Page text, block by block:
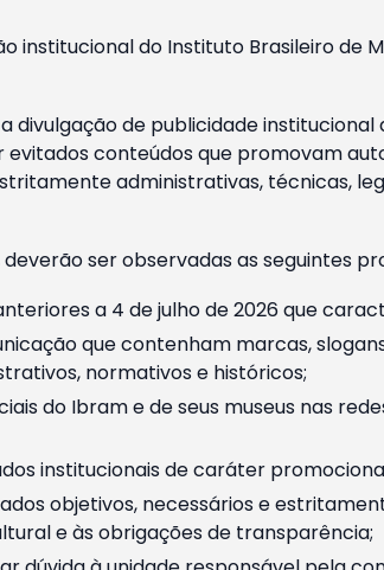
institucional do Instituto Brasileiro de
divulgação de publicidade
conteúdos que promovam
administrativas, técnicas,
ser observadas as seguintes
a 4 de julho de 2026 que
que contenham marcas,
normativos e históricos;
do Ibram e de seus museus nas
institucionais de caráter
objetivos, necessários e
e às obrigações de transparência;